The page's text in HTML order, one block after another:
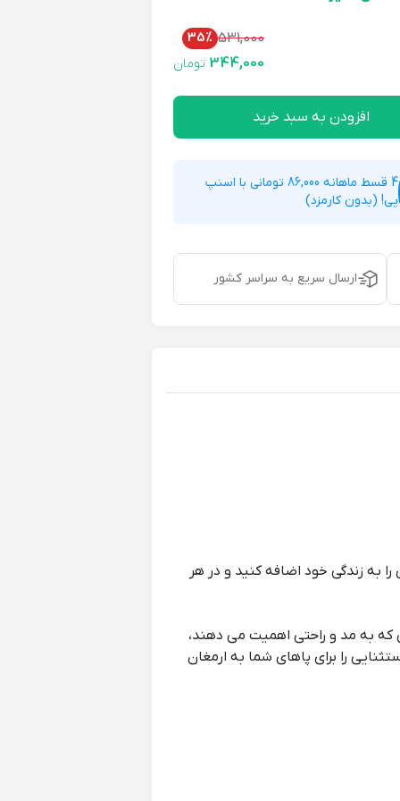
531,000
35%
344,000 تومان
افزودن به سبد خرید
4 قسط ماهانه 86,000 تومانی با اسنپ
پی! (بدون کارمزد)
ارسال سریع به سراسر کشور
به زندگی خود اضافه کنید و در هر
که به مد و راحتی اهمیت می دهند،
را برای پاهای شما به ارمغان